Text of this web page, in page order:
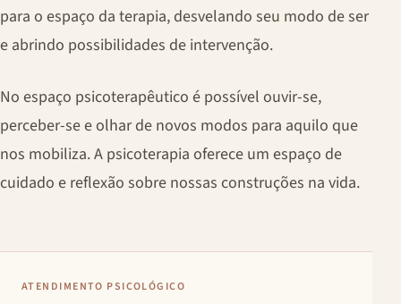
para o espaço da terapia, desvelando seu modo de ser
e abrindo possibilidades de intervenção.
No espaço psicoterapêutico é possível ouvir-se,
perceber-se e olhar de novos modos para aquilo que
nos mobiliza. A psicoterapia oferece um espaço de
cuidado e reflexão sobre nossas construções na vida.
ATENDIMENTO PSICOLÓGICO